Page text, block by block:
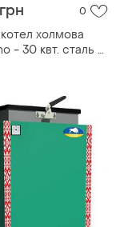
0
холмова
- 30 квт. сталь 5